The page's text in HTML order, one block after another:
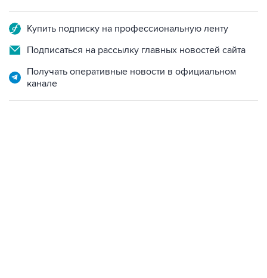
Купить подписку на профессиональную ленту
Подписаться на рассылку главных новостей сайта
Получать оперативные новости в официальном
канале